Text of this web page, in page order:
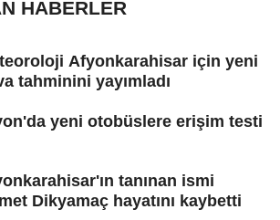
HABERLER
Afyonkarahisar için yeni
tahminini yayımladı
yeni otobüslere erişim testi
tanınan ismi
Dikyamaç hayatını kaybetti